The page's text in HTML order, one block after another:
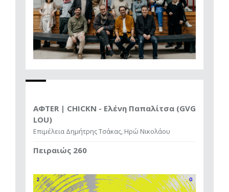
AΦTER | CHICKN - Ελένη Παπαλίτσα (GVG
LOU)
Επιμέλεια Δημήτρης Τσάκας, Ηρώ Νικολάου
Πειραιώς 260